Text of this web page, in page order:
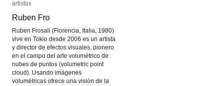
artistas
Ruben Fro
Ruben Frosali (Florencia, Italia, 1980)
vive en Tokio desde 2006 es un artista
y director de efectos visuales, pionero
en el campo del arte volumétrico de
nubes de puntos (volumetric point
cloud). Usando imágenes
volumétricas ofrece una visión de la
artistas
Ruben Fro